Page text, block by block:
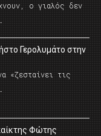
ο γιαλός δεν
Γερολυμάτο στην
«ζεσταίνει τις
Φώτης